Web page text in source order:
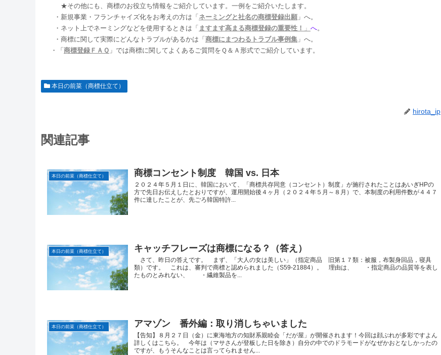
★その他にも、商標のお役立ち情報をご紹介しています。一例をご紹介いたします。
・新規事業・フランチャイズ化をお考えの方は「 ネーミングと社名の商標登録出願 」へ。
・ネット上でネーミングなどを使用するときは「 ますます高まる商標登録の重要性！ 」 へ。
・商標に関して実際にどんなトラブルがあるかは「 商標にまつわるトラブル事例集 」へ。
・「 商標登録ＦＡＱ 」では商標に関してよくあるご質問をＱ＆Ａ形式でご紹介しています。
本日の前菜（商標仕立て）
hirota_ip
関連記事
本日の前菜（商標仕立て） 商標コンセント制度 韓国 vs. 日本
２０２４年５月１日に、韓国において、「商標共存同意（コンセント）制度」が施行されたことはあいぎHPの
方で先日お伝えしたとおりですが、運用開始後４ヶ月（２０２４年５月～８月）で、本制度の利用件数が４４７
件に達したことが、先ごろ韓国特許...
本日の前菜（商標仕立て） キャッチフレーズは商標になる？（答え）
さて、昨日の答えです。 まず、「大人の女は美しい」（指定商品 旧第１７類：被服，布製身回品，寝具
類）です。 これは、審判で商標と認められました（S59-21884）。 理由は、 ・指定商品の品質等を表し
たものとみれない、 ・繊維製品を...
本日の前菜（商標仕立て） アマゾン 番外編：取り消しちゃいました
【告知】８月２７日（金）に東海地方の知財系親睦会「だが屋」が開催されます！今回は顔ぶれが多彩ですよん
詳しくはこちら。 今年は（マサさんが登板した日を除き）自分の中でのドラモードがなぜかおとなしかったの
ですが、もうそんなことは言ってられません...